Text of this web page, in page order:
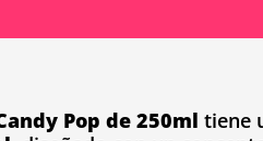
Pop de 250ml tiene